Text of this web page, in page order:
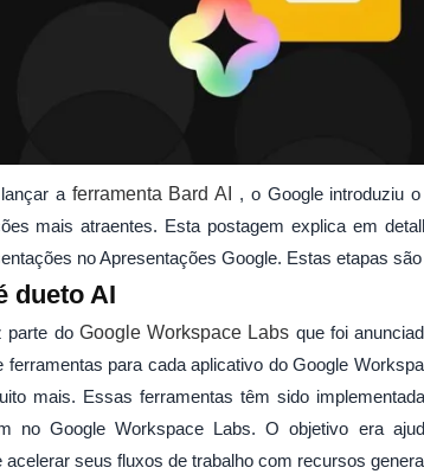
a ferramenta Bard AI
, o Google introduziu
mais atraentes. Esta postagem explica em
no Apresentações Google. Estas etapas
dueto AI
parte do Google Workspace Labs que foi
ferramentas para cada aplicativo do Google
mais. Essas ferramentas têm sido
no Google Workspace Labs. O objetivo era
acelerar seus fluxos de trabalho com recursos